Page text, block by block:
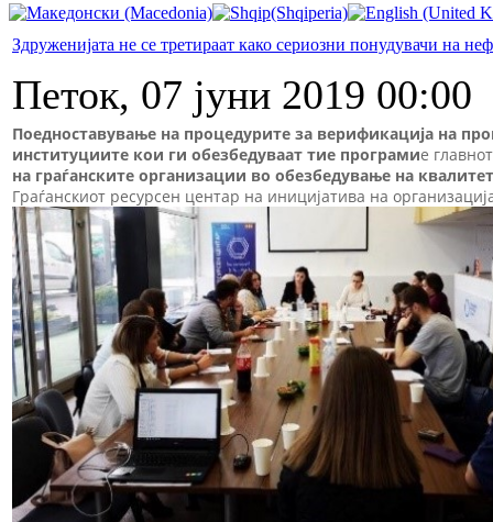
Здруженијата не се третираат како сериозни понудувачи на
Петок, 07 јуни 2019 00:00
Поедноставување на процедурите за верификација на
институциите кои ги обезбедуваат тие програмие
на граѓанските организации во обезбедување на
Граѓанскиот ресурсен центар на иницијатива на